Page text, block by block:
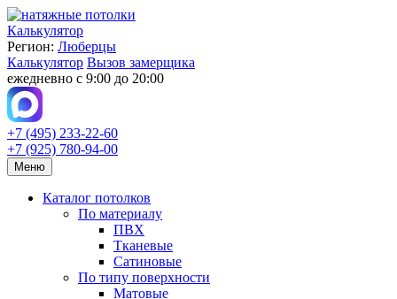
Калькулятор
Регион: Люберцы
Калькулятор Вызов замерщика
ежедневно с 9:00 до 20:00
+7 (495) 233-22-60
+7 (925) 780-94-00
Меню
Каталог потолков
По материалу
ПВХ
Тканевые
Сатиновые
По типу поверхности
Матовые